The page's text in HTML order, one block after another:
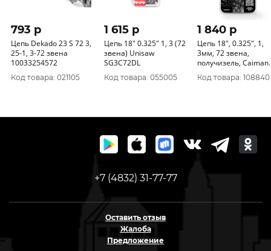
793 p
Цепь Dekado 23 S 72 3,
25-1, 3-72 звена
10033254572
Код товара: 021105
1 615 p
Цепь 18" 0.325" 1, 3 (72
звена) Unisaw
SG3C72DL
Код товара: 055005
1 840 p
Цепь 18", 0.325", 1,
3мм, 72 звена,
получизель, Caiman
CC32513-72SC
Код товара: 108840
+7 (4832) 31-77-77
Оставить отзыв
Жалоба
Предложение